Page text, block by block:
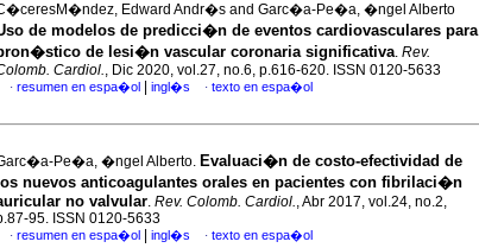
Edward Andr�s and Garc�a-Pe�a, �ngel Alberto
de modelos de predicci�n de eventos cardiovasculares para
de lesi�n vascular coronaria significativa. Rev.
Cardiol., Dic 2020, vol.27, no.6, p.616-620. ISSN 0120-5633
· resumen en espa�ol ingl�s · texto en espa�ol
Pe�a, �ngel Alberto. Evaluaci�n de costo-efectividad de
los nuevos anticoagulantes orales en pacientes con fibrilaci�n
no valvular. Rev. Colomb. Cardiol., Abr 2017, vol.24, no.2,
95. ISSN 0120-5633
· resumen en espa�ol ingl�s · texto en espa�ol